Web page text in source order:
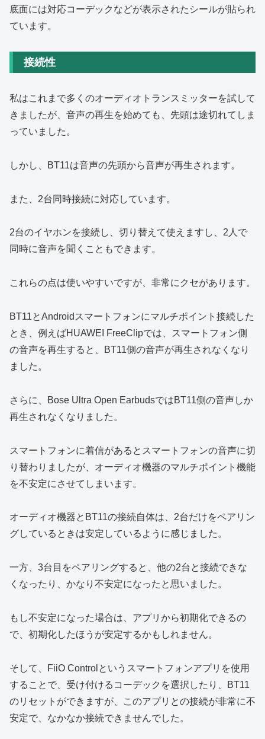
底面には対応コーデックなどが表示されたシールが貼られ
ています。
接続性
私はこれまで多くのオーディオトランスミッターを試して
きましたが、音声の再生を始めても、先頭は途切れてしま
っていました。
しかし、BT11は音声の先頭から音声が再生されます。
また、2台同時接続に対応しています。
2台のイヤホンを接続し、切り替えて使えますし、2人で
同時に音声を聞くこともできます。
これらの点は使いやすいですが、非常にクセがあります。
BT11とAndroidスマートフォンにマルチポイント接続した
とき、例えばHUAWEI FreeClipでは、スマートフォン側
の音声を再生すると、BT11側の音声が再生されなくなり
ました。
さらに、Bose Ultra Open EarbudsではBT11側の音声しか
再生されなくなりました。
スマートフォンに着信があるとスマートフォンの音声に切
り替わりましたが、オーディオ機器のマルチポイント機能
を不安定にさせてしまいます。
オーディオ機器とBT11の接続自体は、2台だけをペアリン
グしているときは安定しているように感じました。
一方、3台目をペアリングすると、他の2台と接続できな
くなったり、かなり不安定になったと思いました。
もし不安定になった場合は、アプリから初期化できるの
で、初期化したほうが安定するかもしれません。
そして、FiiO Controlというスマートフォンアプリを使用
することで、受け付けるコーデックを選択したり、BT11
のリセットができますが、このアプリとの接続が非常に不
安定で、なかなか接続できませんでした。